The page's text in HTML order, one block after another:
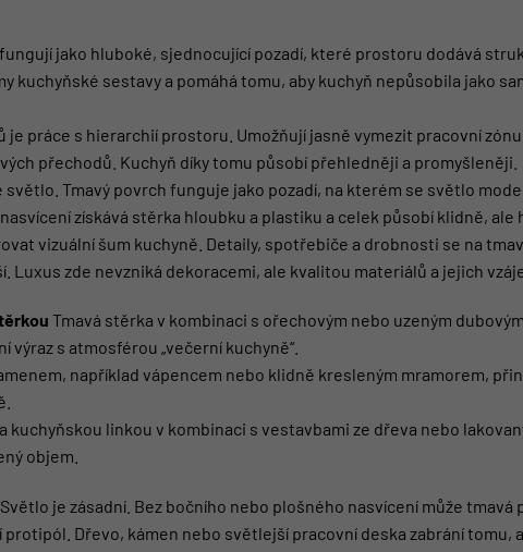
fungují jako hluboké, sjednocující pozadí, které prostoru dodává
kuchyňské sestavy a pomáhá tomu, aby kuchyň nepůsobila jako
je práce s hierarchií prostoru. Umožňují jasně vymezit pracovní
přechodů. Kuchyň díky tomu působí přehledněji a promyšleněji.
Tmavý povrch funguje jako pozadí, na kterém se světlo
získává stěrka hloubku a plastiku a celek působí klidně, ale
vizuální šum kuchyně. Detaily, spotřebiče a drobnosti se na
Luxus zde nevzniká dekoracemi, ale kvalitou materiálů a jejich
Tmavá stěrka v kombinaci s ořechovým nebo uzeným
výraz s atmosférou „večerní kuchyně“.
například vápencem nebo klidně kresleným mramorem,
kuchyňskou linkou v kombinaci s vestavbami ze dřeva nebo
objem.
Světlo je zásadní. Bez bočního nebo plošného nasvícení může
Dřevo, kámen nebo světlejší pracovní deska zabrání tomu,